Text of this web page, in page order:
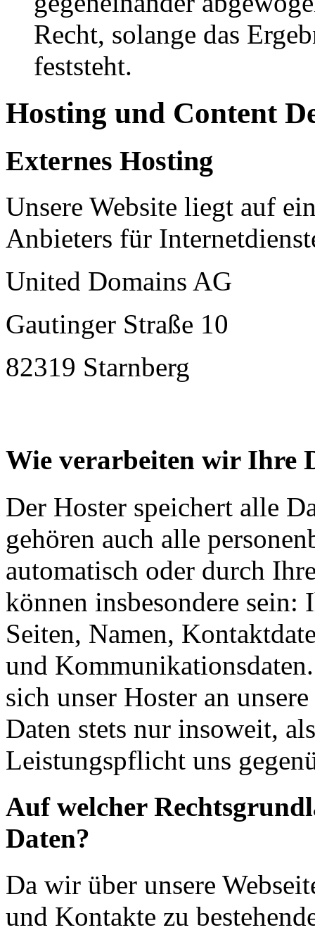
Recht, solange das
feststeht.
Hosting und Content
Externes Hosting
Unsere Website liegt auf
Anbieters für
United Domains AG
Gautinger Straße 10
82319 Starnberg
Wie verarbeiten wir Ihre
Der Hoster speichert alle
gehören auch alle
automatisch oder durch
können insbesondere sein:
Seiten, Namen,
und
sich unser Hoster an
Daten stets nur insoweit,
Leistungspflicht uns
Auf welcher
Daten?
Da wir über unsere
und Kontakte zu